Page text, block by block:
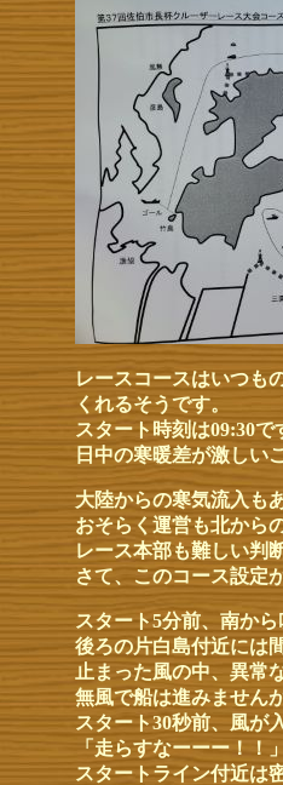
レースコースはいつも
くれるそうです。
スタート時刻は09:30
日中の寒暖差が激しい
大陸からの寒気流入も
おそらく運営も北から
レース本部も難しい判
さて、このコース設定
スタート5分前、南か
後ろの片白島付近には
止まった風の中、異常
無風で船は進みません
スタート30秒前、風が
「走らすなーーー！！」
スタートライン付近は